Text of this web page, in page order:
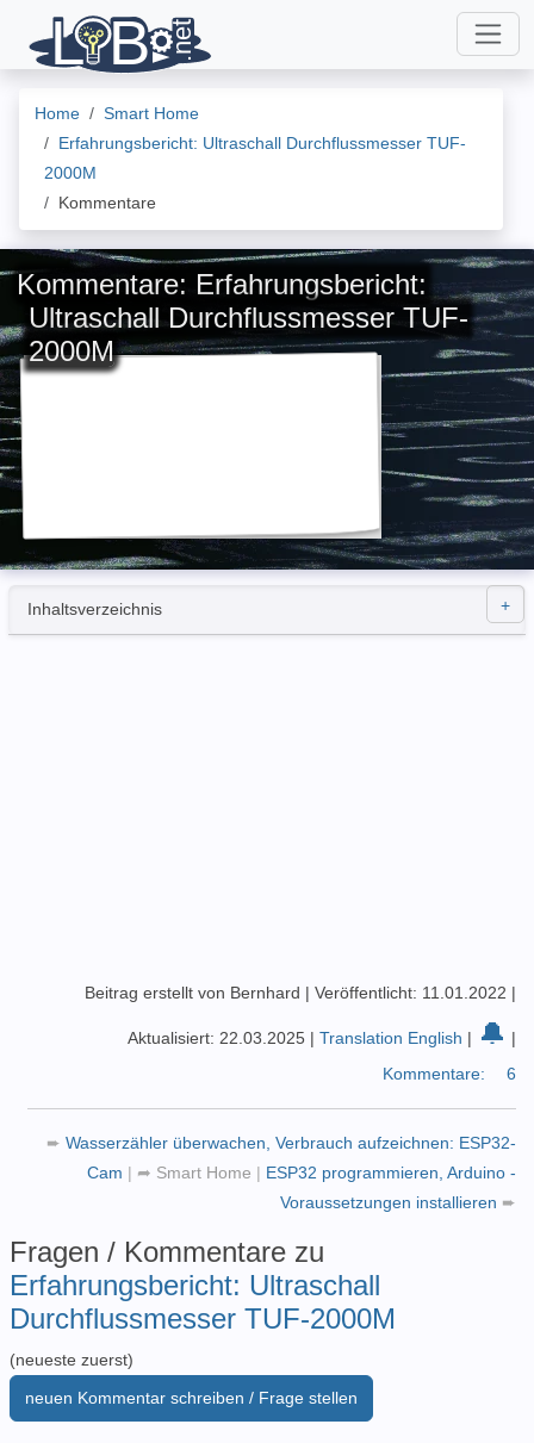
Home
Smart Home
Erfahrungsbericht: Ultraschall Durchflussmesser TUF-
2000M
Kommentare
Kommentare: Erfahrungsbericht:
Ultraschall Durchflussmesser TUF-
2000M
Inhaltsverzeichnis
Beitrag erstellt von Bernhard | Veröffentlicht: 11.01.2022 |
Aktualisiert: 22.03.2025 | Translation English | 🔔 |
Kommentare:
6
➨ Wasserzähler überwachen, Verbrauch aufzeichnen: ESP32-
Cam | ➦ Smart Home | ESP32 programmieren, Arduino -
Voraussetzungen installieren ➨
Fragen / Kommentare zu
Erfahrungsbericht: Ultraschall
Durchflussmesser TUF-2000M
(neueste zuerst)
neuen Kommentar schreiben / Frage stellen